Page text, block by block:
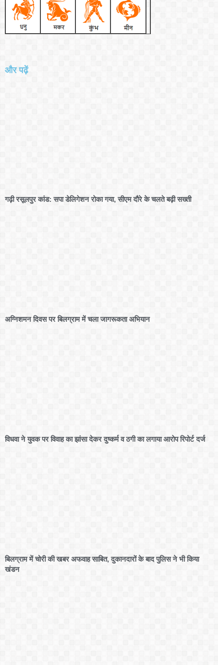
और पढ़ें
गढ़ी रसूलपुर कांड: सपा डेलिगेशन रोका गया, सीएम दौरे के चलते बढ़ी सख्ती
अग्निशमन दिवस पर बिलग्राम में चला जागरूकता अभियान
विधवा ने युवक पर विवाह का झांसा देकर दुष्कर्म व ठगी का लगाया आरोप रिपोर्ट दर्ज
बिलग्राम में चोरी की खबर अफवाह साबित, दुकानदारों के बाद पुलिस ने भी किया
खंडन